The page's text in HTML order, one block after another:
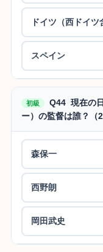
ドイツ（西ドイツ
スペイン
初級
Q44 現在の
ー）の監督は誰？（
森保一
西野朗
岡田武史